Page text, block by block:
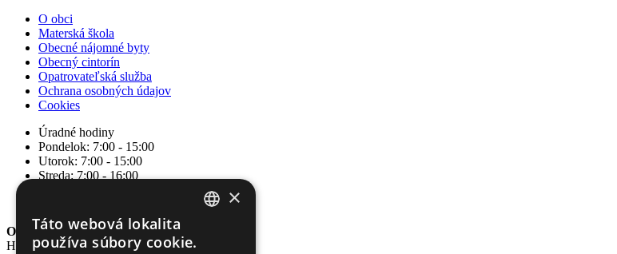
O obci
Materská škola
Obecné nájomné byty
Obecný cintorín
Opatrovateľská služba
Ochrana osobných údajov
Cookies
Úradné hodiny
Pondelok: 7:00 - 15:00
Utorok: 7:00 - 15:00
Streda: 7:00 - 16:00
Obec Hrašné
Hrašné 3
×
Táto webová lokalita
používa súbory cookie.